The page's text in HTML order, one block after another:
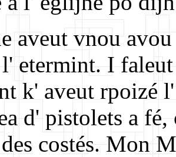
aveut vnou
etermint. I faleut
k' aveut rpoizé
d' pistolets a fé,
des costés. Mon